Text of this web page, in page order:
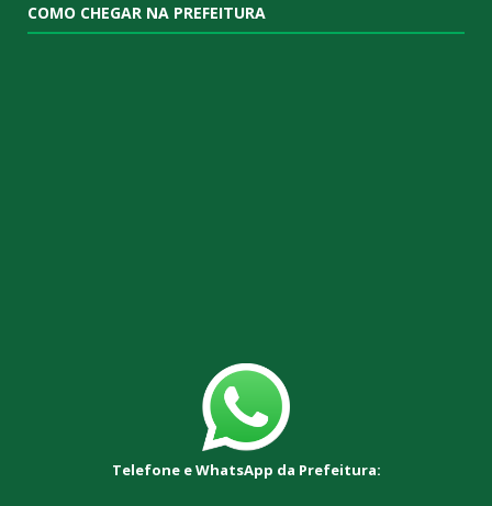
COMO CHEGAR NA PREFEITURA
Telefone e WhatsApp da Prefeitura: